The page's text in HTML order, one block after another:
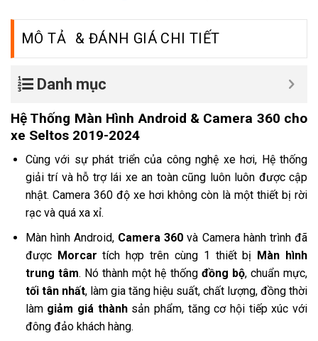
MÔ TẢ
Danh mục
Hệ Thống Màn Hình Android & Camera 360 cho
xe Seltos 2019-2024
Cùng với sự phát triển của công nghệ xe hơi, Hệ thống
giải trí và hỗ trợ lái xe an toàn cũng luôn luôn được cập
nhật. Camera 360 độ xe hơi không còn là một thiết bị rời
rạc và quá xa xỉ.
Màn hình Android, Camera 360 và Camera hành trình đã
được Morcar tích hợp trên cùng 1 thiết bị Màn hình
trung tâm. Nó thành một hệ thống đồng bộ, chuẩn mực,
tối tân nhất, làm gia tăng hiệu suất, chất lượng, đồng thời
làm giảm giá thànhsản phẩm, tăng cơ hội tiếp xúc với
đông đảo khách hàng.